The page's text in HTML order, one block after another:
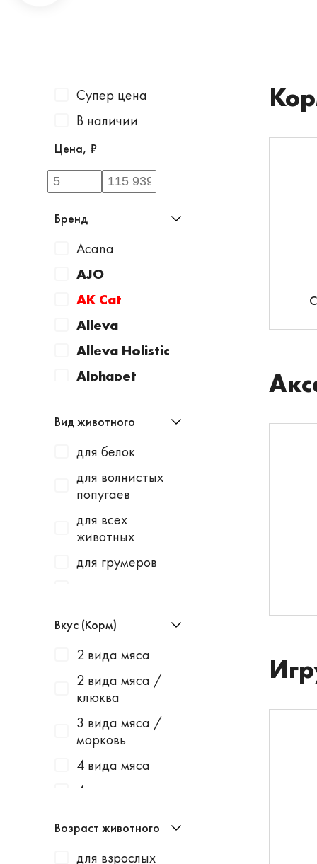
Супер цена
В наличии
Цена, ₽
Бренд
Acana
AJO
AK Cat
Alleva
Alleva Holistic
Alphapet
Animonda
Apicenna
Aquacons
Aquael
Avantie
AWARD
Beaphar
Belcando
Best Dinner
Blitz
Bonsy
Bosch
Bosch Soft
Bowl Wow
Brit
Canine Clean
Cat's White
Вид животного
для белок
для волнистых
попугаев
для всех
животных
для грумеров
для канареек
для карликовых
кроликов
для карликовых
хомяков
для
кастрированны
х котов
для коров
для котят
для котят и
Вкус (Корм)
2 вида мяса
2 вида мяса /
клюква
3 вида мяса /
морковь
4 вида мяса
4 мяса
Возраст животного
для взрослых